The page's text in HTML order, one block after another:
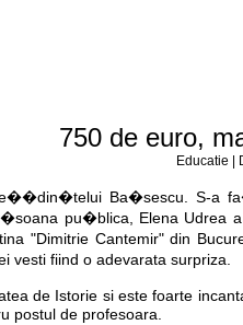
750 de euro,
Educatie |
Ba�sescu. S-a
pu�blica, Elena Udrea
"Dimitrie Cantemir" din
vesti fiind o adevarata surpriza.
de Istorie si este foarte
postul de profesoara.